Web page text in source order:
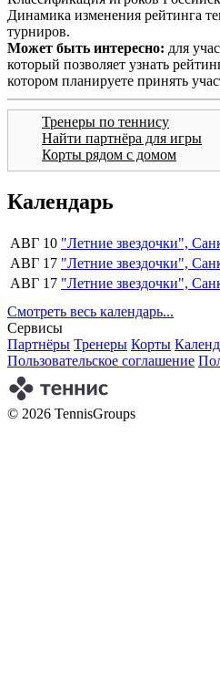
Динамика изменения рейтинга
турниров.
Может быть интересно: для
который позволяет узнать
котором планируете принять
Тренеры по теннису
Найти партнёра для игры
Корты рядом с домом
Календарь
АВГ 10 "Летние звездочки",
АВГ 17 "Летние звездочки",
АВГ 17 "Летние звездочки",
Смотреть весь календарь...
Сервисы
Партнёры Тренеры Корты
Пользовательское соглашение
© 2026 TennisGroups